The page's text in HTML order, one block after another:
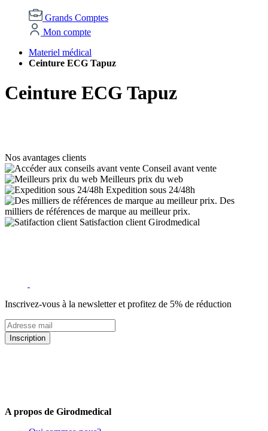
Grands Comptes
Mon compte
Materiel médical
Ceinture ECG Tapuz
Ceinture ECG Tapuz
Nos avantages clients
Conseil avant vente
Meilleurs prix du web
Expedition sous 24/48h
Des
milliers de références de marque au meilleur prix.
Satisfaction client Girodmedical
Inscrivez-vous à la newsletter et profitez de 5% de réduction
Inscription
A propos de Girodmedical